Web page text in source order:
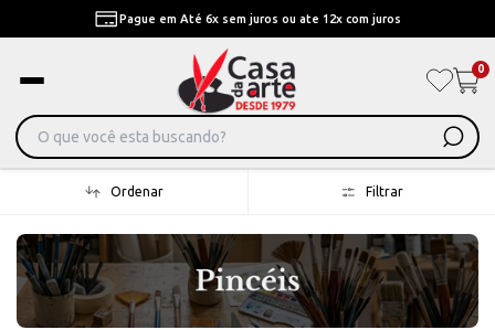
Pague em Até 6x sem juros ou ate 12x com juros
0
Ordenar Filtrar